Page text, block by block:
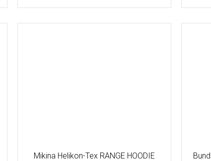
Mikina Helikon-Tex RANGE HOODIE